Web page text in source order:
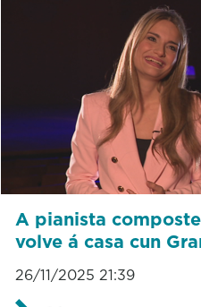
A pianista
volve á casa cun
26/11/2025 21:39